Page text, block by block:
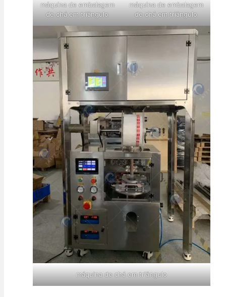
máquina de embalagem
de chá em triângulo
máquina de embalagem
de chá em triângulo
máquina de chá em triângulo